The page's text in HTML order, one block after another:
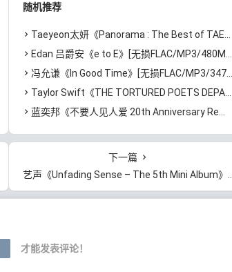
随机推荐
Taeyeon太妍《Panorama : The Best of TAEYEON》[无损FLAC/MP3/1.04GB]百度云网盘下载
Edan 吕爵安《e to E》[无损FLAC/MP3/480MB]百度云网盘下载
冯允谦《In Good Time》[无损FLAC/MP3/347MB]百度云网盘下载
Taylor Swift《THE TORTURED POETS DEPARTMENT: THE ANTHOLOGY》[无损FLAC/MP3/2.28GB]百度云网盘下载
蓝奕邦《不要人见人爱 20th Anniversary Remastered Edition》[无损FLAC/MP3/904MB]百度云网盘下载
下一篇
艺声《Unfading Sense – The 5th Mini Album》[无损FLAC/MP3/198MB]百度云网盘下载
才能发表评论！